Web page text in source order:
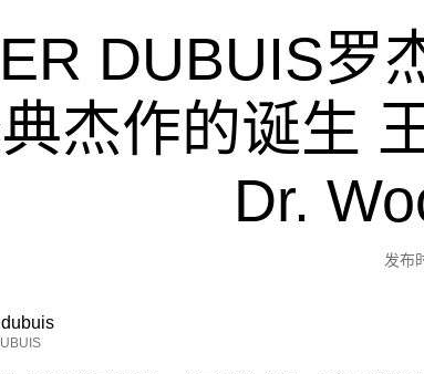
DUBUIS罗
杰作的诞生
Dr.
发布